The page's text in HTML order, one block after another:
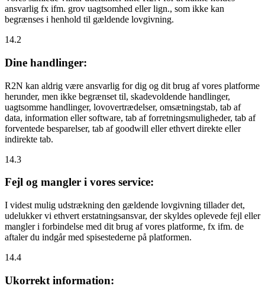
ansvarlig fx ifm. grov uagtsomhed eller lign., som ikke kan
begrænses i henhold til gældende lovgivning.
14.2
Dine handlinger:
R2N kan aldrig være ansvarlig for dig og dit brug af vores platforme
herunder, men ikke begrænset til, skadevoldende handlinger,
uagtsomme handlinger, lovovertrædelser, omsætningstab, tab af
data, information eller software, tab af forretningsmuligheder, tab af
forventede besparelser, tab af goodwill eller ethvert direkte eller
indirekte tab.
14.3
Fejl og mangler i vores service:
I videst mulig udstrækning den gældende lovgivning tillader det,
udelukker vi ethvert erstatningsansvar, der skyldes oplevede fejl eller
mangler i forbindelse med dit brug af vores platforme, fx ifm. de
aftaler du indgår med spisestederne på platformen.
14.4
Ukorrekt information: